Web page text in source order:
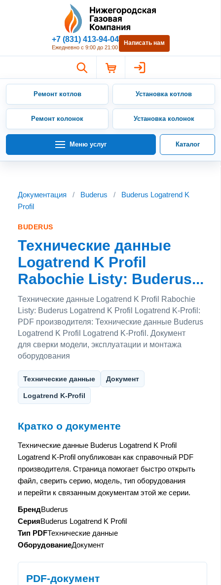
Нижегородская Газовая
+7 (831) 413-94-04
Ежедневно с 9:00 до 21:00
Написать нам
Ремонт котлов Установка котлов
Ремонт колонок Установка колонок
Меню услуг Каталог
Документация / Buderus /
Buderus Logatrend K
Profil
BUDERUS
Технические данные
Logatrend K Profil
Rabochie Listy: Buderus...
Технические данные Logatrend K Profil Rabochie
Listy: Buderus Logatrend K Profil Logatrend K-Profil:
PDF производителя: Технические данные Buderus
Logatrend K Profil Logatrend K-Profil. Документ
для сверки модели, эксплуатации и монтажа
оборудования
Технические данные Документ
Logatrend K-Profil
Кратко о документе
Технические данные Buderus Logatrend K Profil
Logatrend K-Profil опубликован как справочный PDF
производителя. Страница помогает быстро открыть
файл, сверить серию, модель, тип оборудования
и перейти к связанным документам этой же серии.
БрендBuderus
СерияBuderus Logatrend K Profil
Тип PDFТехнические данные
ОборудованиеДокумент
PDF-документ